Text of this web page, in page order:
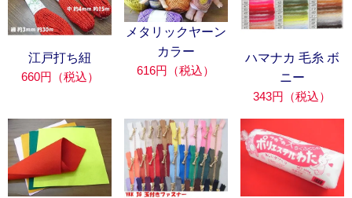
江戸打ち紐
660円（税込）
メタリックヤーン
カラー
616円（税込）
ハマナカ 毛糸 ボ
ニー
343円（税込）